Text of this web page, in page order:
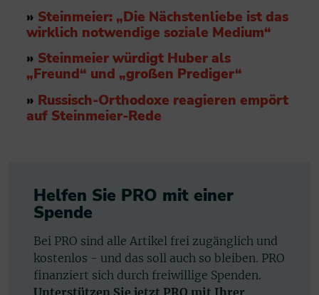
» Steinmeier: „Die Nächstenliebe ist das
wirklich notwendige soziale Medium“
» Steinmeier würdigt Huber als
„Freund“ und „großen Prediger“
» Russisch-Orthodoxe reagieren empört
auf Steinmeier-Rede
Helfen Sie PRO mit einer
Spende
Bei PRO sind alle Artikel frei zugänglich und
kostenlos - und das soll auch so bleiben. PRO
finanziert sich durch freiwillige Spenden.